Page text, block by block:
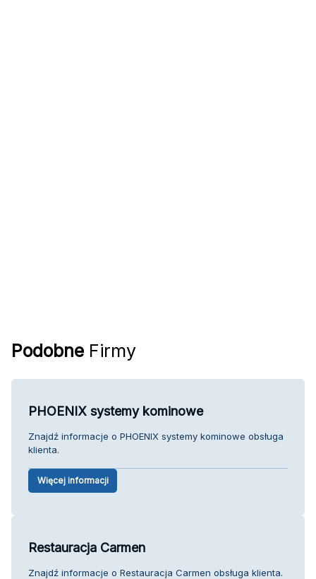
Podobne Firmy
PHOENIX systemy kominowe
Znajdź informacje o PHOENIX systemy kominowe obsługa
klienta.
Więcej informacji
Restauracja Carmen
Znajdź informacje o Restauracja Carmen obsługa klienta.